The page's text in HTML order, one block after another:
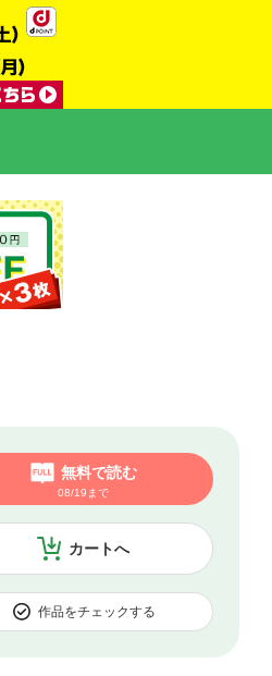
カートへ
無料で読む
08/19まで
作品をチェックする